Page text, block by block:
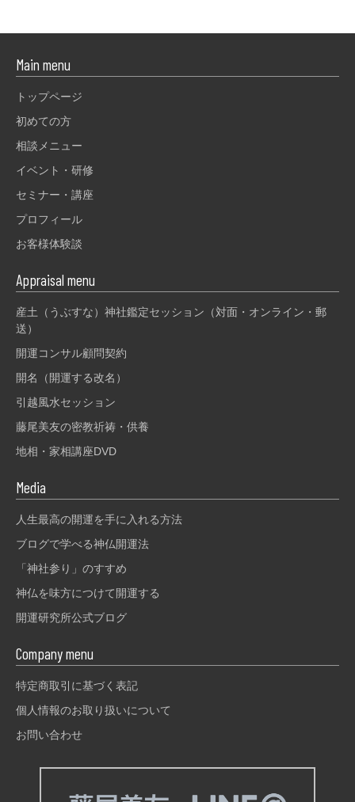
Main menu
トップページ
初めての方
相談メニュー
イベント・研修
セミナー・講座
プロフィール
お客様体験談
Appraisal menu
産土（うぶすな）神社鑑定セッション（対面・オンライン・郵
送）
開運コンサル顧問契約
開名（開運する改名）
引越風水セッション
藤尾美友の密教祈祷・供養
地相・家相講座DVD
Media
人生最高の開運を手に入れる方法
ブログで学べる神仏開運法
「神社参り」のすすめ
神仏を味方につけて開運する
開運研究所公式ブログ
Company menu
特定商取引に基づく表記
個人情報のお取り扱いについて
お問い合わせ